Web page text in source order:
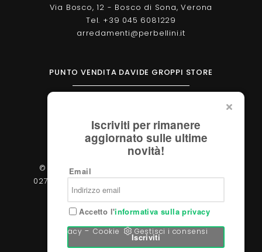
Via Bosco, 12 - Bosco di Sona, Verona
Tel. +39 045 6081229
arredamenti@perbellini.it
PUNTO VENDITA DAVIDE GROPPI STORE
verona@davidegroppi.store
© 2026 - Perbellini Arredamenti S.r.l. - P.IVA
02783400233 - Via Verdi, 31/A - 37060, Castel
d'Azzano (Verona)
Privacy-Cookie Gestisci i consensi
Iscriviti per rimanere
aggiornato sulle ultime
novità!
Email
Accetto l'informativa sulla privacy
Iscriviti